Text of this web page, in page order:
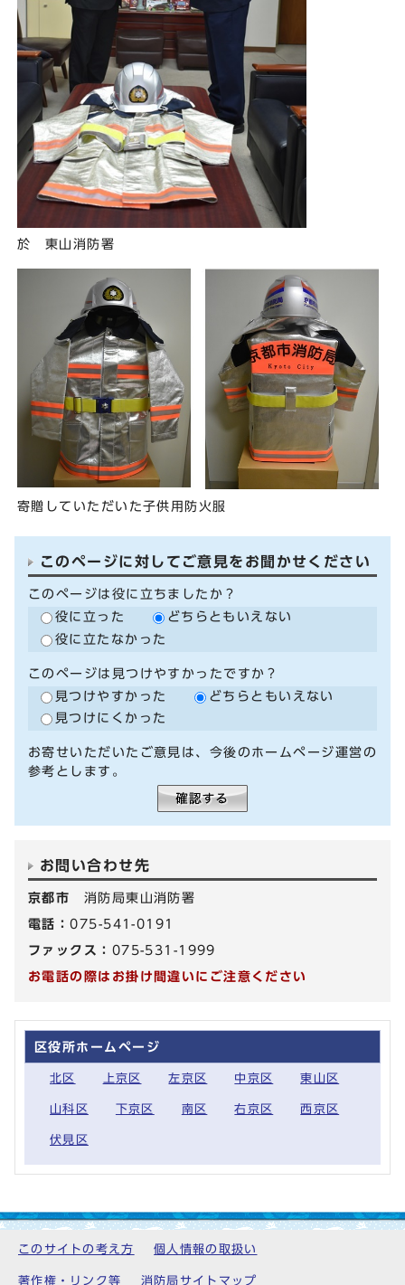
於 東山消防署
寄贈していただいた子供用防火服
このページに対してご意見をお聞かせください
このページは役に立ちましたか？
役に立った
どちらともいえない
役に立たなかった
このページは見つけやすかったですか？
見つけやすかった
どちらともいえない
見つけにくかった
お寄せいただいたご意見は、今後のホームページ運営の
参考とします。
お問い合わせ先
京都市 消防局東山消防署
電話：075-541-0191
ファックス： 075-531-1999
お電話の際はお掛け間違いにご注意ください
区役所ホームページ
北区 上京区 左京区 中京区 東山区
山科区 下京区 南区 右京区 西京区
伏見区
このサイトの考え方 個人情報の取扱い
著作権・リンク等 消防局サイトマップ